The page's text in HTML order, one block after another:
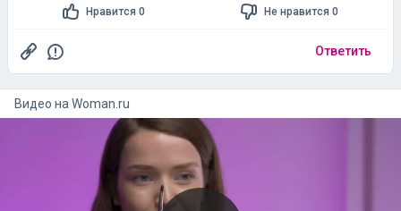
Нравится 0 Не нравится 0
Ответить
Видео на woman.ru